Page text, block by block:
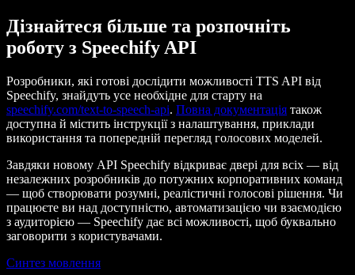
Дізнайтеся більше та розпочніть
роботу з Speechify API
Розробники, які готові дослідити можливості TTS API від
Speechify, знайдуть усе необхідне для старту на
speechify.com/text-to-speech-api. Повна документація також
доступна й містить інструкції з налаштування, приклади
використання та попередній перегляд голосових моделей.
Завдяки новому API Speechify відкриває двері для всіх — від
незалежних розробників до потужних корпоративних команд
— щоб створювати розумні, реалістичні голосові рішення. Чи
працюєте ви над доступністю, автоматизацією чи взаємодією
з аудиторією — Speechify дає всі можливості, щоб буквально
заговорити з користувачами.
Синтез мовлення